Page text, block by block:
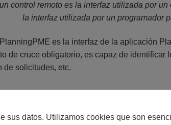
control remoto es la interfaz utilizada por
la interfaz utilizada por un programador
PlanningPME es la interfaz de la aplicación
de cruce obligatorio, es capaz de
de solicitudes, etc.
¿Cuáles son los límites de
sus datos. Utilizamos cookies que son